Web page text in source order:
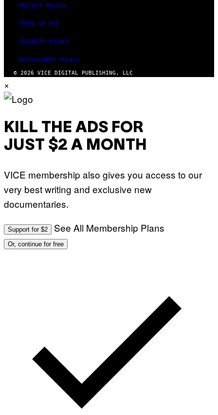
PRIVACY POLICY
TERMS OF USE
SECURITY POLICY
FULFILLMENT POLICY
© 2026 VICE DIGITAL PUBLISHING, LLC
×
KILL THE ADS FOR
JUST $2 A MONTH
VICE membership also gives you access to our
very best writing and exclusive new
documentaries.
Support for $2 See All Membership Plans
Or, continue for free